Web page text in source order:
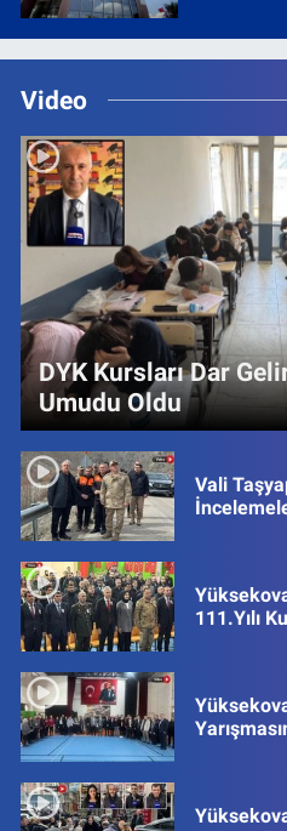
Video
DYK Kursları Dar
Umudu Oldu
Vali
111.Yılı